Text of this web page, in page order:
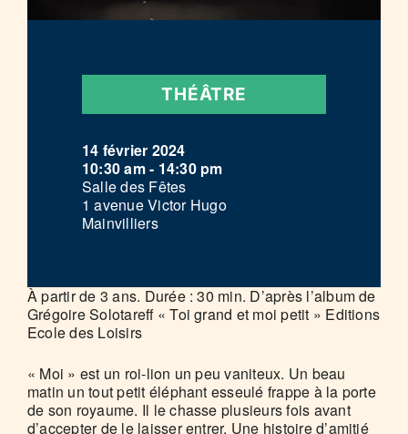
THÉÂTRE
14 février 2024
10:30 am - 14:30 pm
Salle des Fêtes
1 avenue Victor Hugo
Mainvilliers
À partir de 3 ans. Durée : 30 min. D’après l’album de
Grégoire Solotareff « Toi grand et moi petit » Editions
Ecole des Loisirs
« Moi » est un roi-lion un peu vaniteux. Un beau
matin un tout petit éléphant esseulé frappe à la porte
de son royaume. Il le chasse plusieurs fois avant
d’accepter de le laisser entrer. Une histoire d’amitié